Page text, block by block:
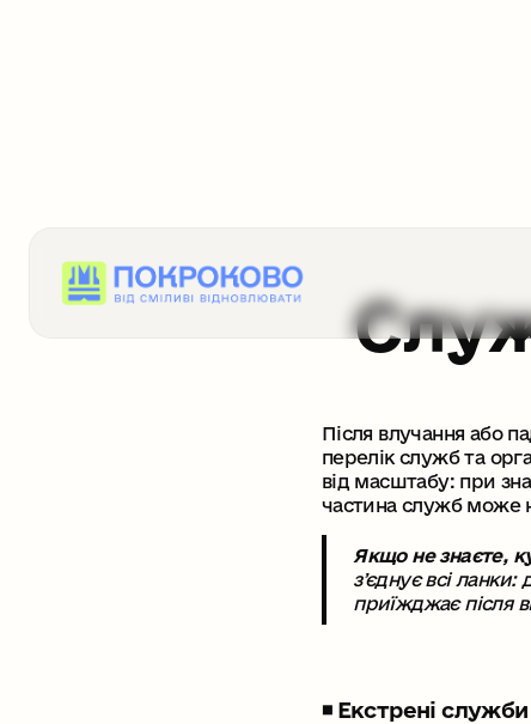
Після влучання або
перелік служб та
від масштабу: при
частина служб може
Якщо не знаєте,
зʼєднує всі
приїжджає після
◾️ Екстрені служби